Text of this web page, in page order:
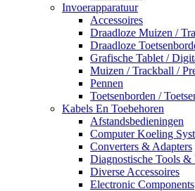
Invoerapparatuur
Accessoires
Draadloze Muizen /
Draadloze
Grafische Tablet /
Muizen / Trackball /
Pennen
Toetsenborden /
Kabels En Toebehoren
Afstandsbedieningen
Computer Koeling
Converters & Adapters
Diagnostische Tools &
Diverse Accessoires
Electronic Components